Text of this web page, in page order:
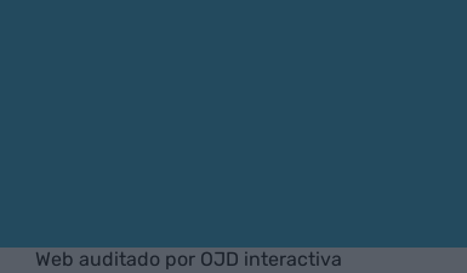
Web auditado por OJD interactiva